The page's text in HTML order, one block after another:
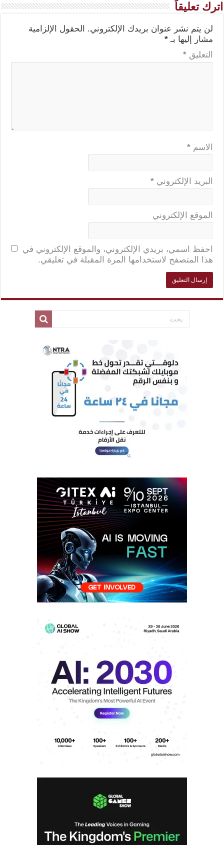
اترك تعليقاً
لن يتم نشر عنوان بريدك الإلكتروني.
الحقول الإلزامية
مشار إليها بـ *
التعليق *
الاسم *
البريد الإلكتروني *
الموقع الإلكتروني
احفظ اسمي، بريدي الإلكتروني، والموقع الإلكتروني في
هذا المتصفح لاستخدامها المرة المقبلة في تعليقي.